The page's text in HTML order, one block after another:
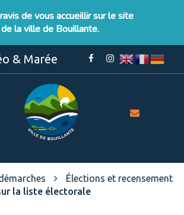
de vous accueillir sur le site
la ville de Bouillante.
& Marée
Lien
Facebook
Lien
Instagram
Site
officiel
de
Ville
de
Bouillante
Élections et recensement
la liste électorale